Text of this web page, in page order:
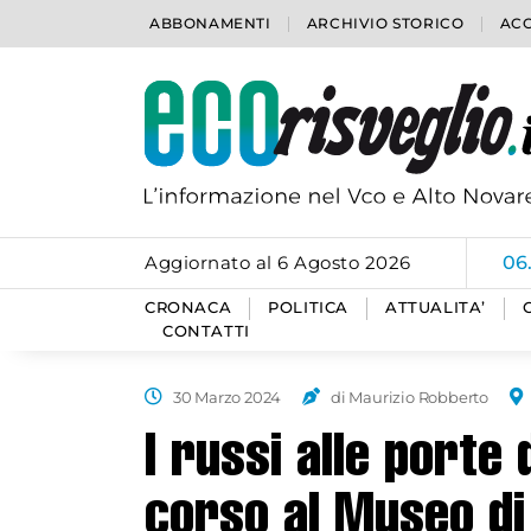
ABBONAMENTI ARCHIVIO STORICO
Aggiornato al 6 Agosto 2026
CRONACA POLITICA ATTUALITA’
CONTATTI
30 Marzo 2024 di Maurizio Robberto
I russi alle porte